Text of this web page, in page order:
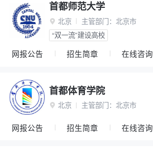
首都师范大学
 北京 主管部门： 北京市
“双一流”建设高校
网报公告 招生简章 在线咨询
首都体育学院
 北京 主管部门： 北京市
网报公告 招生简章 在线咨询